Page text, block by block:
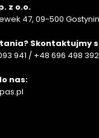
z o.o.
47, 09-500 Gostynin
Skontaktujmy
941 / +48 696 498 392
nas: